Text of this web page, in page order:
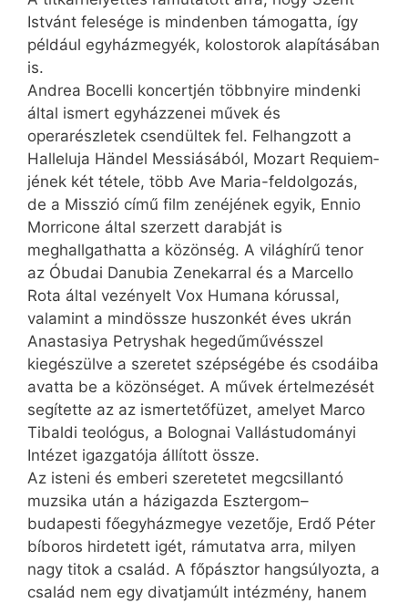
Istvánt felesége is mindenben támogatta, így
például egyházmegyék, kolostorok alapításában
is.
Andrea Bocelli koncertjén többnyire mindenki
által ismert egyházzenei művek és
operarészletek csendültek fel. Felhangzott a
Halleluja Händel Messiásából, Mozart Requiem­
jének két tétele, több Ave Maria-feldolgozás,
de a Misszió című film zenéjének egyik, Ennio
Morricone által szerzett darabját is
meghallgathatta a közönség. A világhírű tenor
az Óbudai Danubia Zenekarral és a Marcello
Rota által vezényelt Vox Humana kórussal,
valamint a mindössze huszonkét éves ukrán
Anastasiya Petryshak hegedűművésszel
kiegészülve a szeretet szépségébe és csodáiba
avatta be a közönséget. A művek értelmezését
segítette az az ismertetőfüzet, amelyet Marco
Tibaldi teológus, a Bolognai Vallástudományi
Intézet igazgatója állított össze.
Az isteni és emberi szeretetet megcsillantó
muzsika után a házigazda Esztergom–
budapesti főegyházmegye vezetője, Erdő Péter
bíboros hirdetett igét, rámutatva arra, milyen
nagy titok a család. A főpásztor hangsúlyozta, a
család nem egy divatjamúlt intézmény, hanem